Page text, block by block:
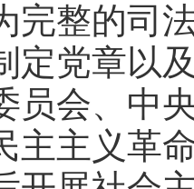
完整的司
定党章以
员会、中
主主义革